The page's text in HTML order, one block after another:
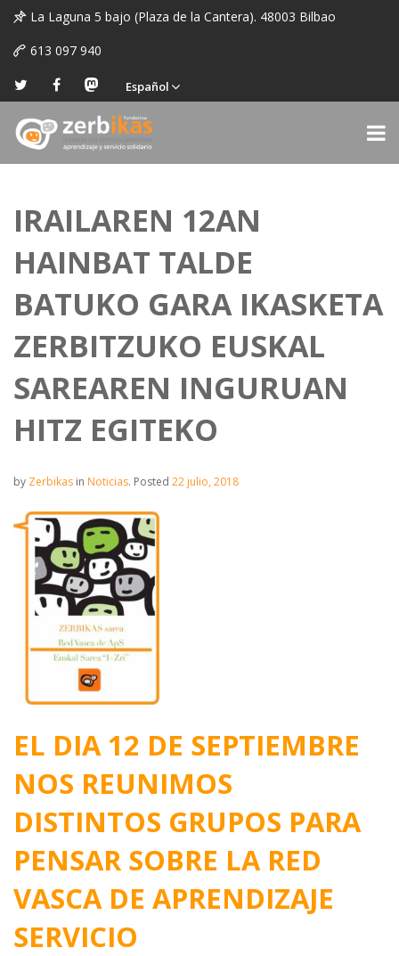
La Laguna 5 bajo (Plaza de la Cantera). 48003 Bilbao
613 097 940
Español
IRAILAREN 12AN
HAINBAT TALDE
BATUKO GARA IKASKETA
ZERBITZUKO EUSKAL
SAREAREN INGURUAN
HITZ EGITEKO
by Zerbikas in Noticias. Posted 22 julio, 2018
EL DIA 12 DE SEPTIEMBRE
NOS REUNIMOS
DISTINTOS GRUPOS PARA
PENSAR SOBRE LA RED
VASCA DE APRENDIZAJE
SERVICIO